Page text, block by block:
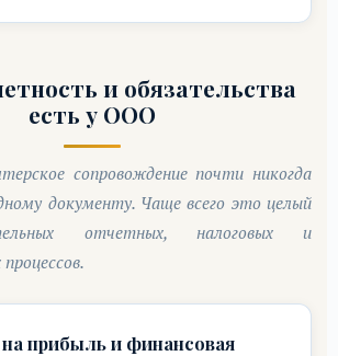
и обязательства
есть у ООО
сопровождение почти никогда
документу. Чаще всего это целый
отчетных, налоговых и
прибыль и финансовая